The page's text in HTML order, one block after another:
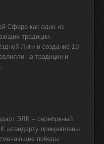
Сфере как одно из
традиции.
Лиги и создание 19-
на традиции и
ЭЛК – серебряный
штандарту прикреплены
победы